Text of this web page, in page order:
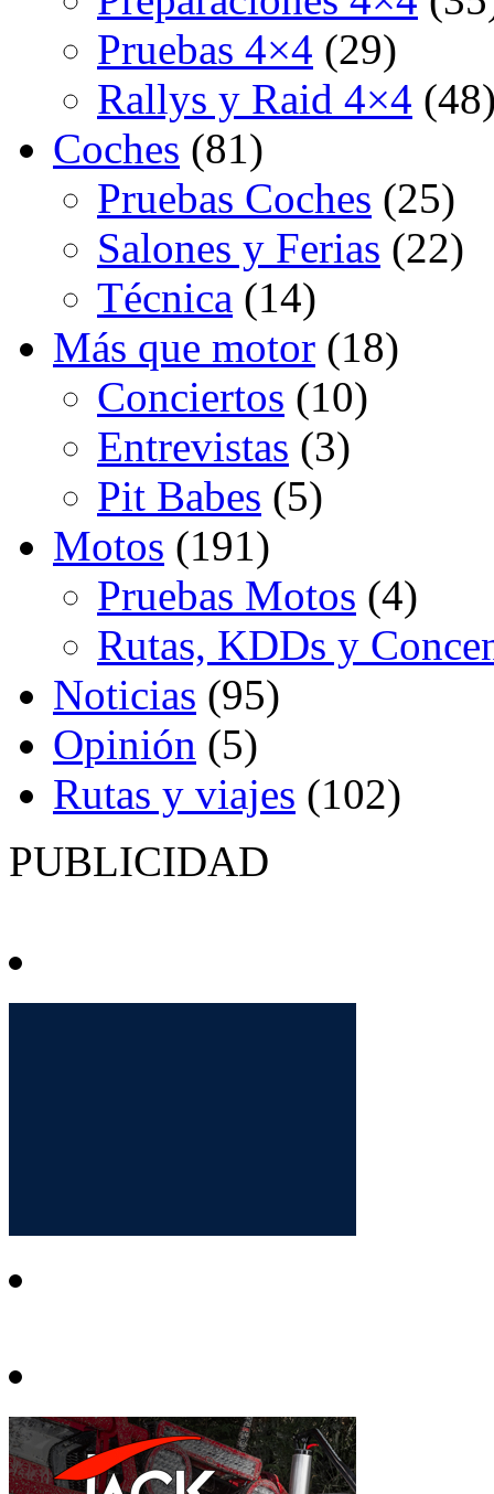
Pruebas 4×4 (29)
Rallys y Raid 4×4
Coches (81)
Pruebas Coches (25)
Salones y Ferias (22)
Técnica (14)
Más que motor (18)
Conciertos (10)
Entrevistas (3)
Pit Babes (5)
Motos (191)
Pruebas Motos (4)
Rutas, KDDs y
Noticias (95)
Opinión (5)
Rutas y viajes (102)
PUBLICIDAD